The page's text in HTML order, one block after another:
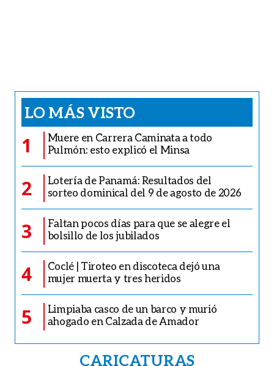
LO MÁS VISTO
1
Muere en Carrera Caminata a todo
Pulmón: esto explicó el Minsa
2
Lotería de Panamá: Resultados del
sorteo dominical del 9 de agosto de 2026
3
Faltan pocos días para que se alegre el
bolsillo de los jubilados
4
Coclé | Tiroteo en discoteca dejó una
mujer muerta y tres heridos
5
Limpiaba casco de un barco y murió
ahogado en Calzada de Amador
CARICATURAS